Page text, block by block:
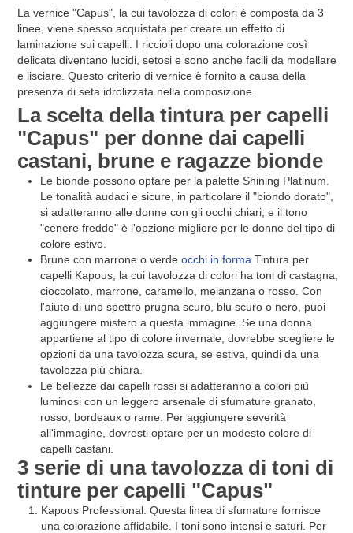
La vernice "Capus", la cui tavolozza di colori è composta da 3
linee, viene spesso acquistata per creare un effetto di
laminazione sui capelli. I riccioli dopo una colorazione così
delicata diventano lucidi, setosi e sono anche facili da modellare
e lisciare. Questo criterio di vernice è fornito a causa della
presenza di seta idrolizzata nella composizione.
La scelta della tintura per capelli
"Capus" per donne dai capelli
castani, brune e ragazze bionde
Le bionde possono optare per la palette Shining Platinum.
Le tonalità audaci e sicure, in particolare il "biondo dorato",
si adatteranno alle donne con gli occhi chiari, e il tono
"cenere freddo" è l'opzione migliore per le donne del tipo di
colore estivo.
Brune con marrone o verde occhi in forma Tintura per
capelli Kapous, la cui tavolozza di colori ha toni di castagna,
cioccolato, marrone, caramello, melanzana o rosso. Con
l'aiuto di uno spettro prugna scuro, blu scuro o nero, puoi
aggiungere mistero a questa immagine. Se una donna
appartiene al tipo di colore invernale, dovrebbe scegliere le
opzioni da una tavolozza scura, se estiva, quindi da una
tavolozza più chiara.
Le bellezze dai capelli rossi si adatteranno a colori più
luminosi con un leggero arsenale di sfumature granato,
rosso, bordeaux o rame. Per aggiungere severità
all'immagine, dovresti optare per un modesto colore di
capelli castani.
3 serie di una tavolozza di toni di
tinture per capelli "Capus"
Kapous Professional. Questa linea di sfumature fornisce
una colorazione affidabile. I toni sono intensi e saturi. Per